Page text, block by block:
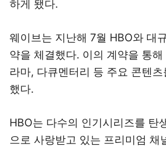
하게 됐다.
웨이브는 지난해 7월 HBO와 대
약을 체결했다. 이의 계약을 통
라마, 다큐멘터리 등 주요 콘텐
했다.
HBO는 다수의 인기시리즈를 탄
으로 사랑받고 있는 프리미엄 채